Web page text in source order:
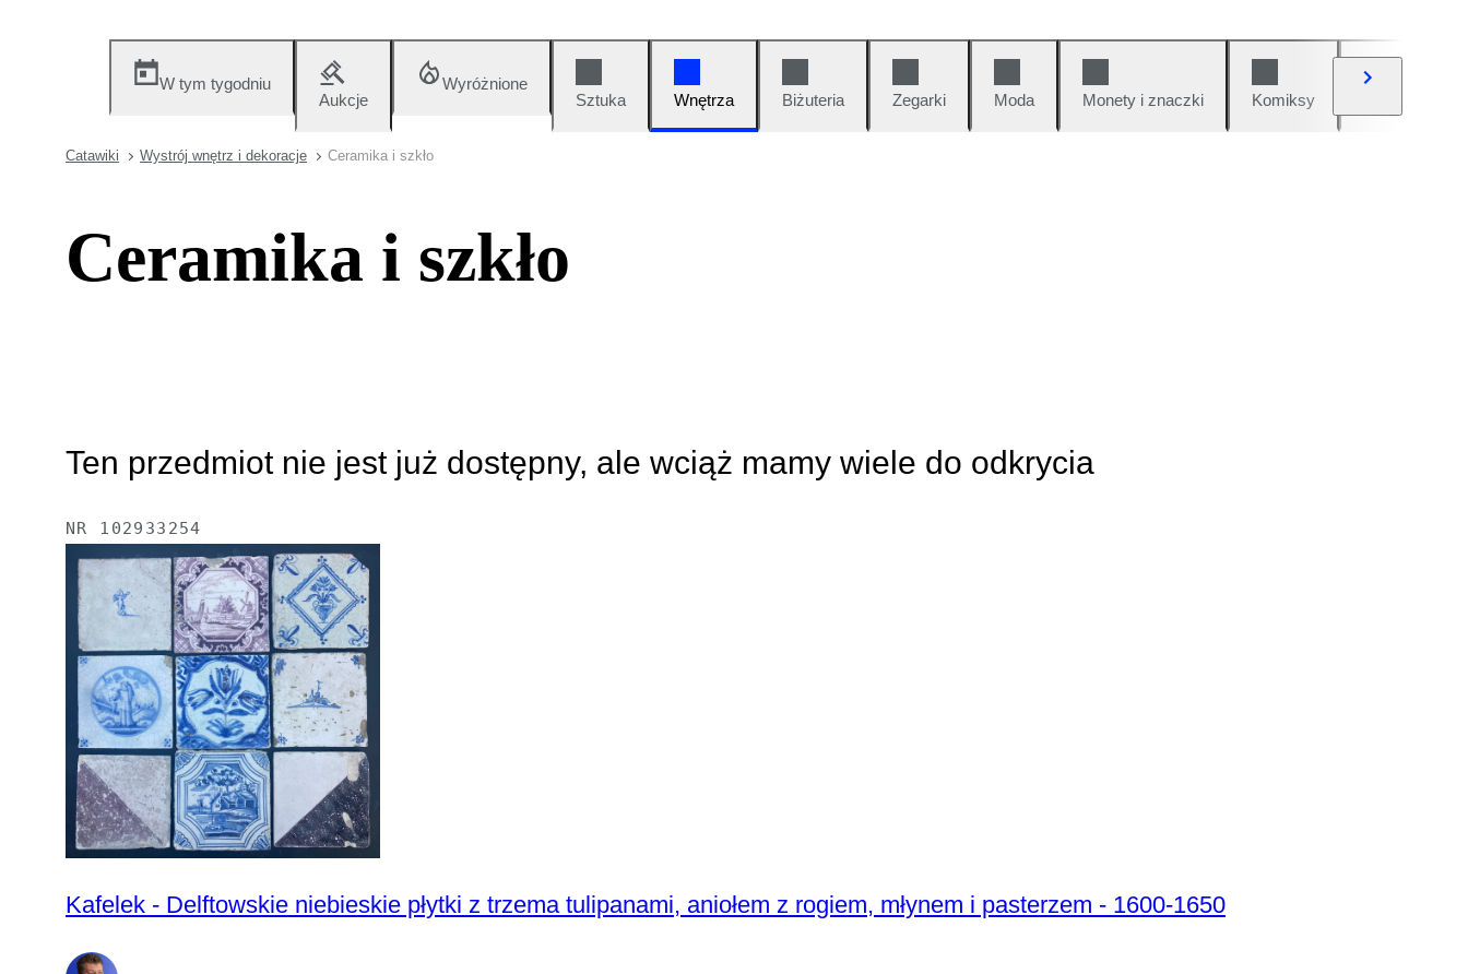
W tym tygodniu
Aukcje
Wyróżnione
Sztuka
Wnętrza Biżuteria Zegarki Moda Monety i znaczki Komiksy
Catawiki Wystrój wnętrz i dekoracje Ceramika i szkło
Ceramika i szkło
Ten przedmiot nie jest już dostępny, ale wciąż mamy wiele do odkrycia
NR 102933254
Kafelek - Delftowskie niebieskie płytki z trzema tulipanami, aniołem z rogiem, młynem i pasterzem - 1600-1650